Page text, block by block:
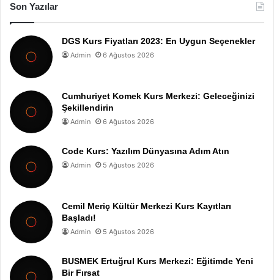
Son Yazılar
DGS Kurs Fiyatları 2023: En Uygun Seçenekler
Admin 6 Ağustos 2026
Cumhuriyet Komek Kurs Merkezi: Geleceğinizi
Şekillendirin
Admin 6 Ağustos 2026
Code Kurs: Yazılım Dünyasına Adım Atın
Admin 5 Ağustos 2026
Cemil Meriç Kültür Merkezi Kurs Kayıtları
Başladı!
Admin 5 Ağustos 2026
BUSMEK Ertuğrul Kurs Merkezi: Eğitimde Yeni
Bir Fırsat